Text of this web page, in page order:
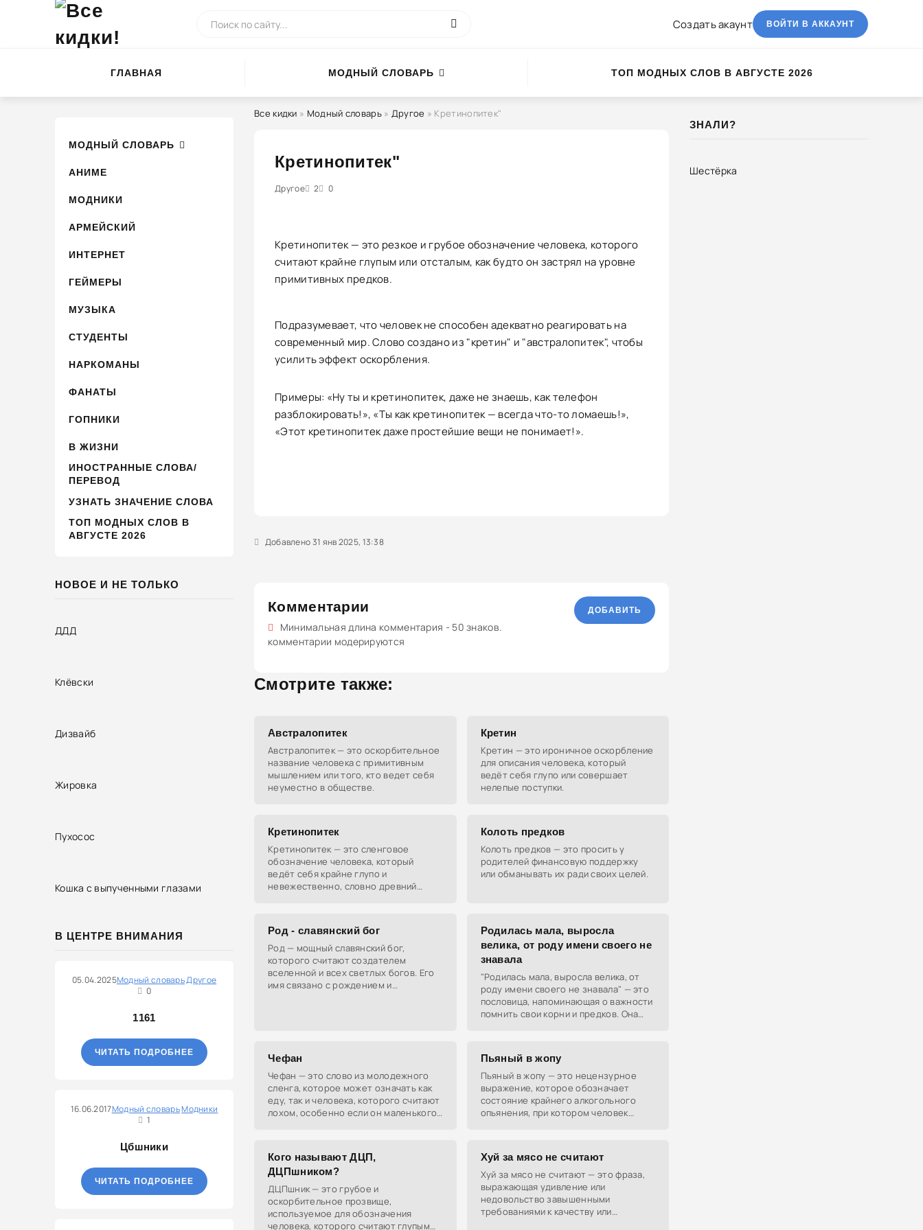
Создать акаунт ВОЙТИ В АККАУНТ
ГЛАВНАЯ МОДНЫЙ СЛОВАРЬ ТОП МОДНЫХ СЛОВ В АВГУСТЕ 2026
МОДНЫЙ СЛОВАРЬ
АНИМЕ
МОДНИКИ
АРМЕЙСКИЙ
ИНТЕРНЕТ
ГЕЙМЕРЫ
МУЗЫКА
СТУДЕНТЫ
НАРКОМАНЫ
ФАНАТЫ
ГОПНИКИ
В ЖИЗНИ
ИНОСТРАННЫЕ СЛОВА/
ПЕРЕВОД
УЗНАТЬ ЗНАЧЕНИЕ СЛОВА
ТОП МОДНЫХ СЛОВ В
АВГУСТЕ 2026
НОВОЕ И НЕ ТОЛЬКО
ДДД
Клёвски
Дизвайб
Жировка
Пухосос
Кошка с выпученными глазами
В ЦЕНТРЕ ВНИМАНИЯ
05.04.2025Модный словарьДругое
0
1161
ЧИТАТЬ ПОДРОБНЕЕ
16.06.2017Модный словарьМодники
1
Цбшники
ЧИТАТЬ ПОДРОБНЕЕ
Все кидки » Модный словарь» Другое » Кретинопитек"
Кретинопитек"
Другое 2 0
2 3 4 5
Кретинопитек — это резкое и грубое обозначение человека, которого
считают крайне глупым или отсталым, как будто он застрял на уровне
примитивных предков.
Подразумевает, что человек не способен адекватно реагировать на
современный мир. Слово создано из "кретин" и "австралопитек", чтобы
усилить эффект оскорбления.
Примеры: «Ну ты и кретинопитек, даже не знаешь, как телефон
разблокировать!», «Ты как кретинопитек — всегда что-то ломаешь!»,
«Этот кретинопитек даже простейшие вещи не понимает!».
Добавлено 31 янв 2025, 13:38
Комментарии
Минимальная длина комментария - 50 знаков.
комментарии модерируются
ДОБАВИТЬ
Смотрите также:
Австралопитек
Австралопитек — это оскорбительное
название человека с примитивным
мышлением или того, кто ведет себя
неуместно в обществе.
Кретин
Кретин — это ироничное оскорбление
для описания человека, который
ведёт себя глупо или совершает
нелепые поступки.
Кретинопитек
Кретинопитек — это сленговое
обозначение человека, который
ведёт себя крайне глупо и
невежественно, словно древний
Колоть предков
Колоть предков — это просить у
родителей финансовую поддержку
или обманывать их ради своих целей.
Род - славянский бог
Род — мощный славянский бог,
которого считают создателем
вселенной и всех светлых богов. Его
имя связано с рождением и
Родилась мала, выросла
велика, от роду имени своего не
знавала
"Родилась мала, выросла велика, от
роду имени своего не знавала" — это
пословица, напоминающая о важности
помнить свои корни и предков. Она
Чефан
Чефан — это слово из молодежного
сленга, которое может означать как
еду, так и человека, которого считают
лохом, особенно если он маленького
Пьяный в жопу
Пьяный в жопу — это нецензурное
выражение, которое обозначает
состояние крайнего алкогольного
опьянения, при котором человек
Кого называют ДЦП,
ДЦПшником?
ДЦПшник — это грубое и
оскорбительное прозвище,
используемое для обозначения
человека, которого считают глупым
Хуй за мясо не считают
Хуй за мясо не считают — это фраза,
выражающая удивление или
недовольство завышенными
требованиями к качеству или
ЗНАЛИ?
Шестёрка